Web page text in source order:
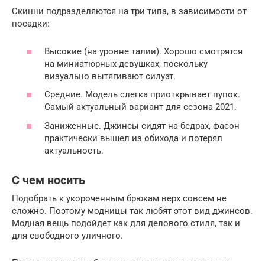
Скинни подразделяются на три типа, в зависимости от
посадки:
Высокие (на уровне талии). Хорошо смотрятся
на миниатюрных девушках, поскольку
визуально вытягивают силуэт.
Средние. Модель слегка приоткрывает пупок.
Самый актуальный вариант для сезона 2021.
Заниженные. Джинсы сидят на бедрах, фасон
практически вышел из обихода и потерял
актуальность.
С чем носить
Подобрать к укороченным брюкам верх совсем не
сложно. Поэтому модницы так любят этот вид джинсов.
Модная вещь подойдет как для делового стиля, так и
для свободного уличного.